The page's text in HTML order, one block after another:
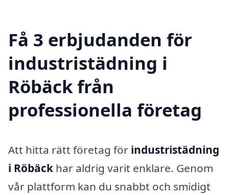
Få 3 erbjudanden för
industristädning i
Röbäck från
professionella företag
Att hitta rätt företag för industristädning
i Röbäck har aldrig varit enklare. Genom
vår plattform kan du snabbt och smidigt